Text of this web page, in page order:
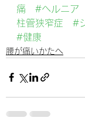
痛
#ヘルニア
柱管狭窄症
#
#健康
腰が痛いかたへ